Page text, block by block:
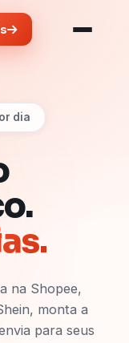
dia
na Shopee,
monta a
para seus